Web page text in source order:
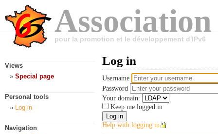
pour la promotion et le développement d'IPv6
Log in
Username
Password
Your domain:
Keep me logged in
Help with logging in
Views
Special page
Personal tools
Log in
Navigation